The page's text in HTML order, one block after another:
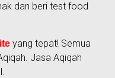
dan beri test food
yang tepat! Semua
Jasa Aqiqah